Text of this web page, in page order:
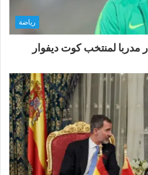
رياضة
مدربا لمنتخب كوت ديفوار